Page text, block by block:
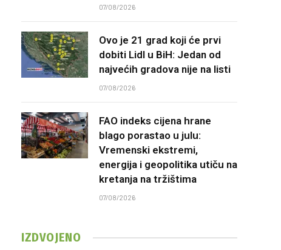
07/08/2026
Ovo je 21 grad koji će prvi
dobiti Lidl u BiH: Jedan od
najvećih gradova nije na listi
07/08/2026
FAO indeks cijena hrane
blago porastao u julu:
Vremenski ekstremi,
energija i geopolitika utiču na
kretanja na tržištima
07/08/2026
IZDVOJENO